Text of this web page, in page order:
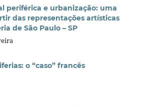
periférica e urbanização: uma
das representações artísticas
de São Paulo – SP
o “caso” francês